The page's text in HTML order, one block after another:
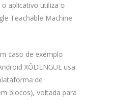
o aplicativo utiliza o
Teachable Machine
caso de exemplo
XÔDENGUE usa
de
blocos), voltada para